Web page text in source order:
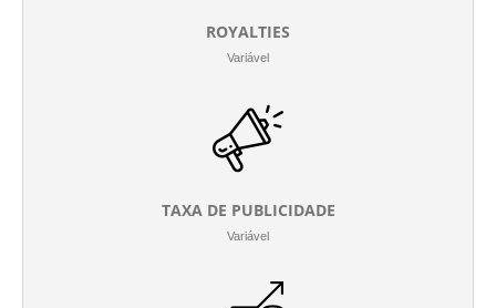
ROYALTIES
Variável
TAXA DE PUBLICIDADE
Variável